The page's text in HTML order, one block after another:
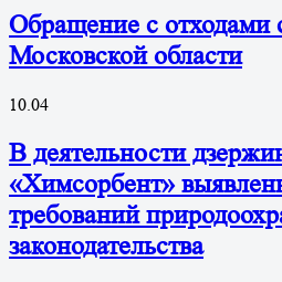
Обращение с отходами
Московской области
10.04
В деятельности
«Химсорбент»
требований
законодательства